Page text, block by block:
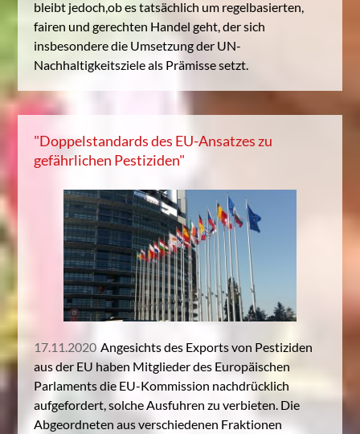
bleibt jedoch,ob es tatsächlich um regelbasierten,
fairen und gerechten Handel geht, der sich
insbesondere die Umsetzung der UN-
Nachhaltigkeitsziele als Prämisse setzt.
"Doppelstandards des EU-Ansatzes zu
gefährlichen Pestiziden"
17.11.2020 Angesichts des Exports von Pestiziden
aus der EU haben Mitglieder des Europäischen
Parlaments die EU-Kommission nachdrücklich
aufgefordert, solche Ausfuhren zu verbieten. Die
Abgeordneten aus verschiedenen Fraktionen